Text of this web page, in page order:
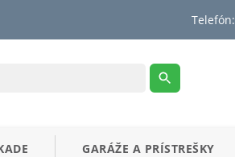
Telefón:
GARÁŽE A PRÍSTREŠKY